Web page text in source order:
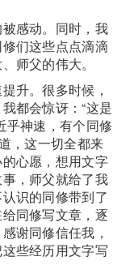
感动。同时，我
们这些点点滴滴
师父的伟大。
升。很多时候，
都会惊讶：“这是
乎神速，有个同修
，这一切全都来
心愿，想用文字
，师父就给了我
识的同修带到了
同修写文章，逐
谢同修信任我，
些经历用文字写